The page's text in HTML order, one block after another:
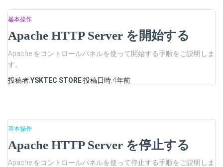
基本操作
Apache HTTP Server を開始する
Apache をコントロールパネルを使って開始する手順をご説明しま
す。
投稿者:YSKTEC STORE投稿日時:4年前
基本操作
Apache HTTP Server を停止する
Apache をコントロールパネルを使って停止する手順をご説明しま